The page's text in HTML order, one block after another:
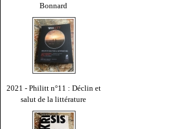
Bonnard
2021 - Philitt n°11 : Déclin et
salut de la littérature